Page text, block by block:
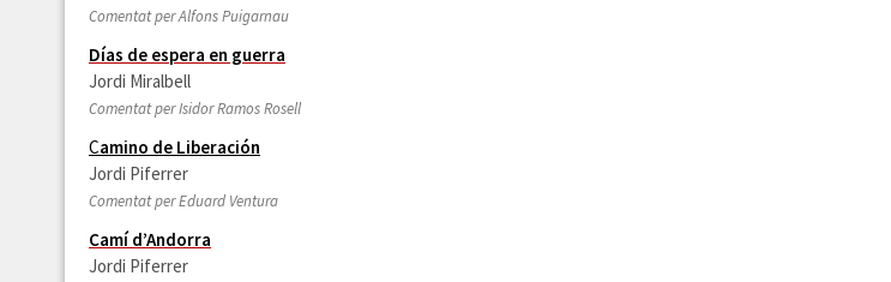
Comentat per Alfons Puigarnau
Días de espera en guerra
Jordi Miralbell
Comentat per Isidor Ramos Rosell
Camino de Liberación
Jordi Piferrer
Comentat per Eduard Ventura
Camí d’Andorra
Jordi Piferrer